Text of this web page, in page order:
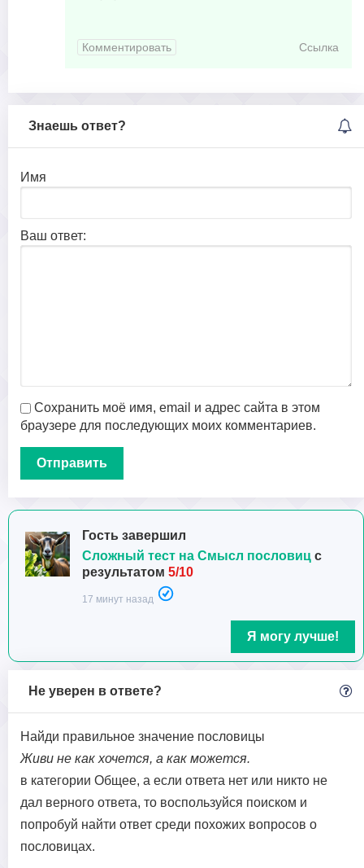
Комментировать Ссылка
Знаешь ответ?
Имя
Ваш ответ:
Сохранить моё имя, email и адрес сайта в этом
браузере для последующих моих комментариев.
Гость завершил
Сложный тест на Смысл пословиц с
результатом 5/10
17 минут назад
Я могу лучше!
Не уверен в ответе?
Найди правильное значение пословицы
Живи не как хочется, а как можется.
в категории Общее, а если ответа нет или никто не
дал верного ответа, то воспользуйся поиском и
попробуй найти ответ среди похожих вопросов о
пословицах.